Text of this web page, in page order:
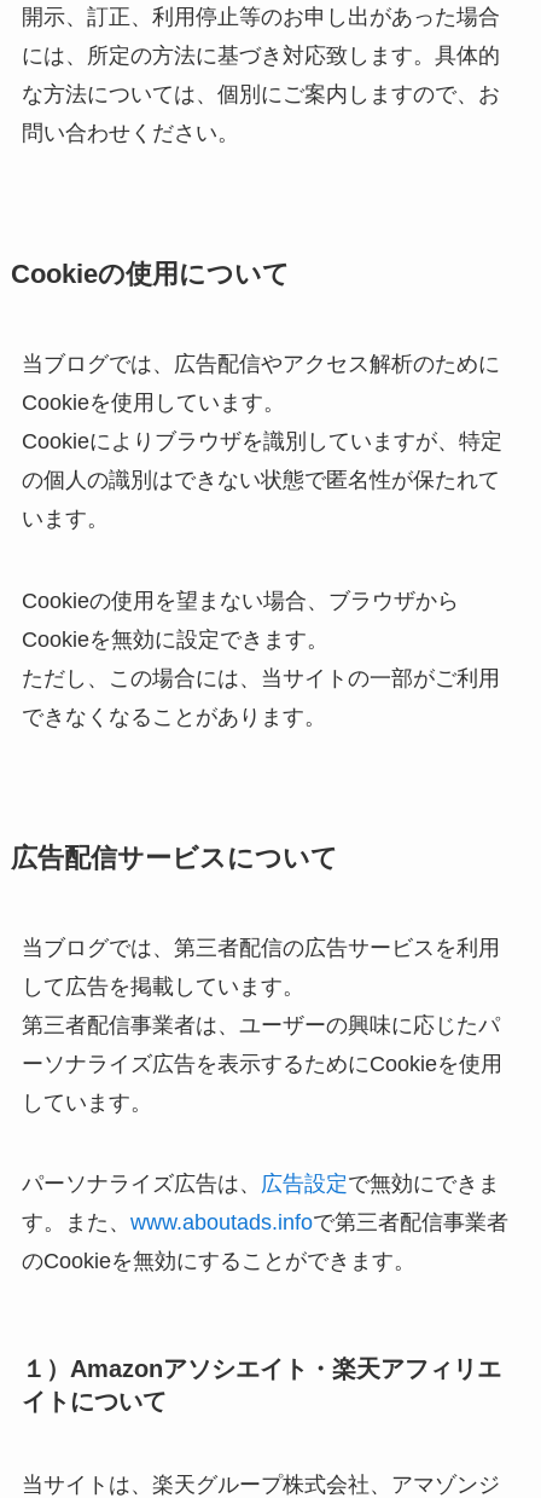
開示、訂正、利用停止等のお申し出があった場合
には、所定の方法に基づき対応致します。具体的
な方法については、個別にご案内しますので、お
問い合わせください。
Cookieの使用について
当ブログでは、広告配信やアクセス解析のために
Cookieを使用しています。
Cookieによりブラウザを識別していますが、特定
の個人の識別はできない状態で匿名性が保たれて
います。
Cookieの使用を望まない場合、ブラウザから
Cookieを無効に設定できます。
ただし、この場合には、当サイトの一部がご利用
できなくなることがあります。
広告配信サービスについて
当ブログでは、第三者配信の広告サービスを利用
して広告を掲載しています。
第三者配信事業者は、ユーザーの興味に応じたパ
ーソナライズ広告を表示するためにCookieを使用
しています。
パーソナライズ広告は、 広告設定で無効にできま
す。また、 www.aboutads.infoで第三者配信事業者
のCookieを無効にすることができます。
１）Amazonアソシエイト・楽天アフィリエ
イトについて
当サイトは、楽天グループ株式会社、アマゾンジ